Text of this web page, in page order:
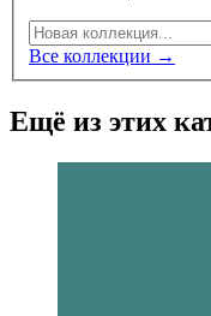
Все коллекции →
Ещё из этих